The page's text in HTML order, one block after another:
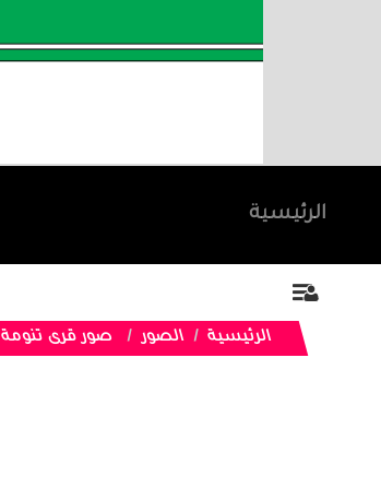
الرئيسية
الرئيسية الصور صور قرى تنومة